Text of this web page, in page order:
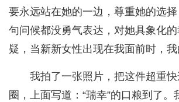
要永远站在她的一边，尊重她的选
句问候都没勇气表达，对她具象化
疑，当新新女性出现在我面前时，我
我拍了一张照片，把这件超重
圈，上面写道：“瑞幸”的口粮到了